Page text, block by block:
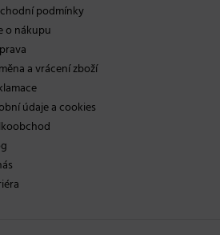
podmínky
o nákupu
a vrácení zboží
údaje a cookies